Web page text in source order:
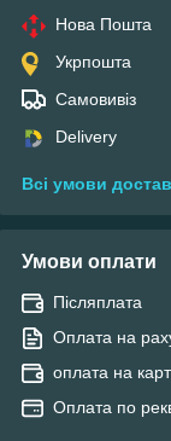
Нова Пошта
Укрпошта
Самовивіз
Delivery
Всі умови
Умови оплати
Післяплата
Оплата на
оплата на
Оплата по